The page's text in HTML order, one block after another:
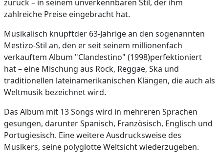
zurück – in seinem unverkennbaren Stil, der ihm
zahlreiche Preise eingebracht hat.
Musikalisch knüpftder 63-Jährige an den sogenannten
Mestizo-Stil an, den er seit seinem millionenfach
verkauftem Album "Clandestino" (1998)perfektioniert
hat – eine Mischung aus Rock, Reggae, Ska und
traditionellen lateinamerikanischen Klängen, die auch als
Weltmusik bezeichnet wird.
Das Album mit 13 Songs wird in mehreren Sprachen
gesungen, darunter Spanisch, Französisch, Englisch und
Portugiesisch. Eine weitere Ausdrucksweise des
Musikers, seine polyglotte Weltsicht wiederzugeben.